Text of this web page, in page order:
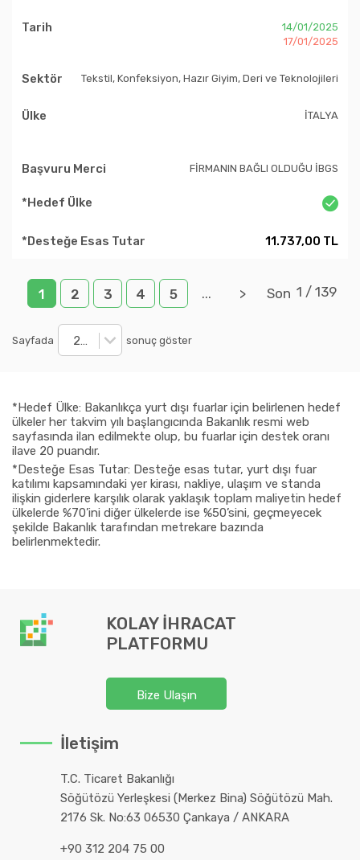
14/01/2025
17/01/2025
Tekstil, Konfeksiyon, Hazır Giyim, Deri ve Teknolojileri
İTALYA
FİRMANIN BAĞLI OLDUĞU İBGS
11.737,00 TL
1 2 3 4 5 ... > Son 1 / 139
Sayfada 20 sonuç göster
*Hedef Ülke: Bakanlıkça yurt dışı fuarlar için belirlenen hedef
ülkeler her takvim yılı başlangıcında Bakanlık resmi web
sayfasında ilan edilmekte olup, bu fuarlar için destek oranı
ilave 20 puandır.
*Desteğe Esas Tutar: Desteğe esas tutar, yurt dışı fuar
katılımı kapsamındaki yer kirası, nakliye, ulaşım ve standa
ilişkin giderlere karşılık olarak yaklaşık toplam maliyetin hedef
ülkelerde %70’ini diğer ülkelerde ise %50’sini, geçmeyecek
şekilde Bakanlık tarafından metrekare bazında
belirlenmektedir.
KOLAY İHRACAT
PLATFORMU
Bize Ulaşın
İletişim
T.C. Ticaret Bakanlığı
Söğütözü Yerleşkesi (Merkez Bina) Söğütözü Mah.
2176 Sk. No:63 06530 Çankaya / ANKARA
+90 312 204 75 00